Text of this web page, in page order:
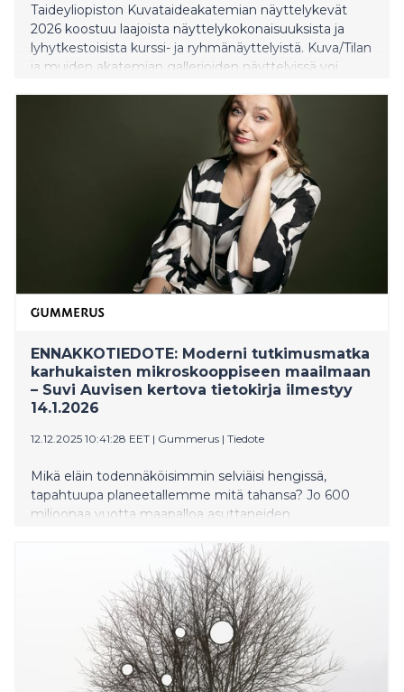
Taideyliopiston Kuvataideakatemian näyttelykevät
2026 koostuu laajoista näyttelykokonaisuuksista ja
lyhytkestoisista kurssi- ja ryhmänäyttelyistä. Kuva/Tilan
ja muiden akatemian gallerioiden näyttelyissä voi
kokeiluja ja taiteellista kypsymistä.
ENNAKKOTIEDOTE: Moderni tutkimusmatka
karhukaisten mikroskooppiseen maailmaan
– Suvi Auvisen kertova tietokirja ilmestyy
14.1.2026
12.12.2025 10:41:28 EET | Gummerus | Tiedote
Mikä eläin todennäköisimmin selviäisi hengissä,
tapahtuupa planeetallemme mitä tahansa? Jo 600
miljoonaa vuotta maapalloa asuttaneiden
kirjailija ja toimittaja Suvi Auviseen lähtemättömän
vaikutuksen. Kuusi vuotta kestäneen tutkimusmatkan
tuloksena syntyi eeppinen tietokirja mikroskooppisista
eläimistä, pienuuden voimasta ja selviytymisestä.
Maailman viimeinen eläin (Gummerus) ilmestyy ja on
arvosteluvapaa 14.1.2026.